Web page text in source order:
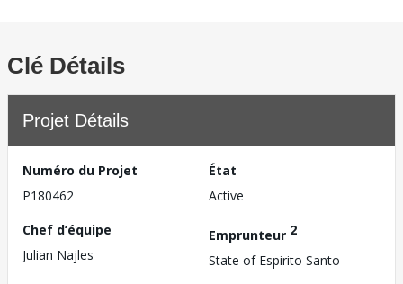
Clé Détails
Projet Détails
Numéro du Projet
P180462
État
Active
Chef d’équipe
Julian Najles
Emprunteur 2
State of Espirito Santo